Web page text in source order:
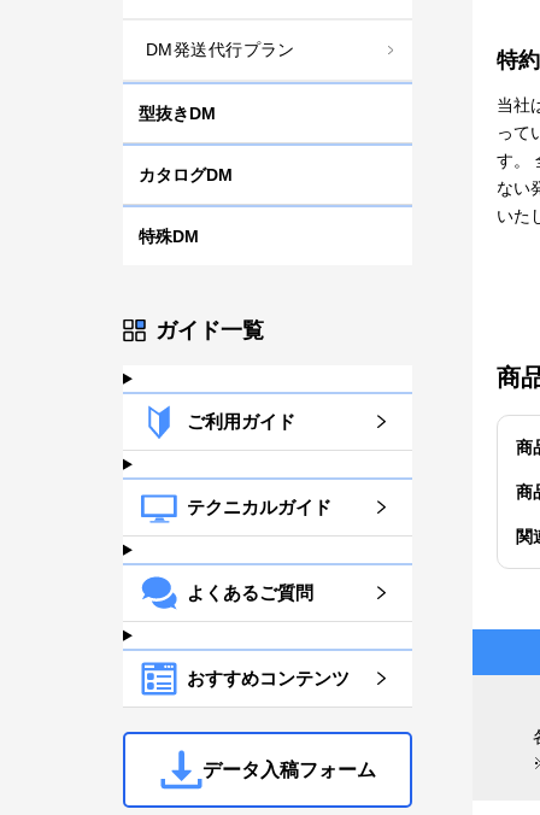
DM発送代行プラン
型抜きDM
カタログDM
特殊DM
ガイド一覧
ご利用ガイド
テクニカルガイド
よくあるご質問
おすすめコンテンツ
データ入稿フォーム
特
当社
って
す。
ない
いた
商
商
商
関